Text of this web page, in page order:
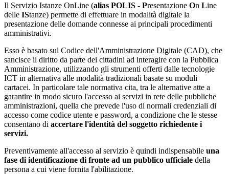
Il Servizio Istanze OnLine (alias POLIS - Presentazione On Line
delle IStanze) permette di effettuare in modalità digitale la
presentazione delle domande connesse ai principali procedimenti
amministrativi.
Esso è basato sul Codice dell'Amministrazione Digitale (CAD), che
sancisce il diritto da parte dei cittadini ad interagire con la Pubblica
Amministrazione, utilizzando gli strumenti offerti dalle tecnologie
ICT in alternativa alle modalità tradizionali basate su moduli
cartacei. In particolare tale normativa cita, tra le alternative atte a
garantire in modo sicuro l'accesso ai servizi in rete delle pubbliche
amministrazioni, quella che prevede l'uso di normali credenziali di
accesso come codice utente e password, a condizione che le stesse
consentano di accertare l'identità del soggetto richiedente i
servizi.
Preventivamente all'accesso al servizio è quindi indispensabile una
fase di identificazione di fronte ad un pubblico ufficiale della
persona a cui viene fornita l'abilitazione.